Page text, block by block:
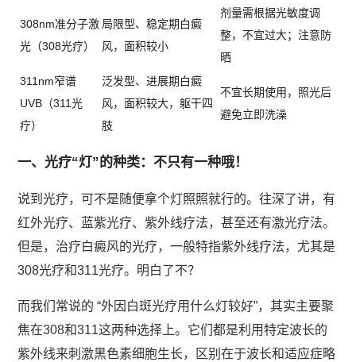
308nm准分子激
光（308光疗）
局限型、稳定期白癜
风，面积较小
剂量需根据光敏度调
整，不宜过大；注意防
晒
311nm窄谱
UVB（311光
疗）
泛发型、进展期白癜
风，面积较大，躯干四
肢
不宜长期使用，照光后
避免立即洗澡
一、光疗“灯”的种类：不只有一种哦！
说到光疗，可不是随便拿个灯照照就行的。往深了讲，有
红外光疗、蓝紫光疗、紫外线疗法，甚至还有激光疗法。
但是，治疗白癜风的光疗，一般特指紫外线疗法，尤其是
308光疗和311光疗。明白了不？
而我们常说的 “外因白斑光疗用什么灯较好”，其实主要聚
焦在308和311这两种选择上。它们都是利用特定波长的
紫外线来刺激黑色素细胞生长，区别在于波长和适应症略